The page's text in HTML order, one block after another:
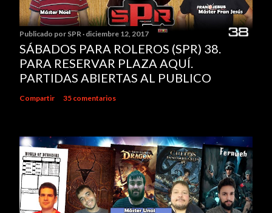
Publicado por SPR diciembre 12, 2017
SÁBADOS PARA ROLEROS (SPR) 38.
PARA RESERVAR PLAZA AQUÍ.
PARTIDAS ABIERTAS AL PUBLICO
Compartir 35 comentarios